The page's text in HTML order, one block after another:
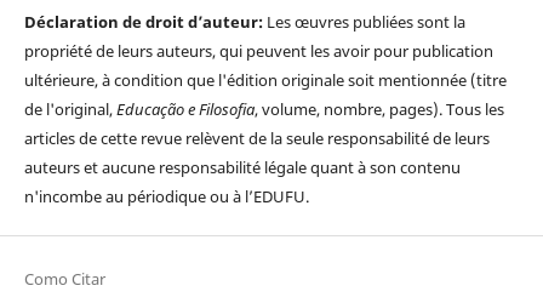
Déclaration de droit d’auteur: Les œuvres publiées sont la
propriété de leurs auteurs, qui peuvent les avoir pour publication
ultérieure, à condition que l'édition originale soit mentionnée (titre
de l'original,Educação e Filosofia, volume, nombre, pages). Tous les
articles de cette revue relèvent de la seule responsabilité de leurs
auteurs et aucune responsabilité légale quant à son contenu
n'incombe au périodique ou à l’EDUFU.
Como Citar